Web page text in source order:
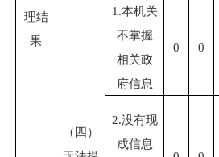
理结
果
（四）
1.本机关
不掌握
相关政
府信息
0 0
2.没有现
成信息